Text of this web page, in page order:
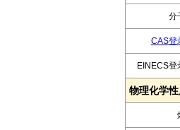
分
CAS登
EINECS登
物理化学